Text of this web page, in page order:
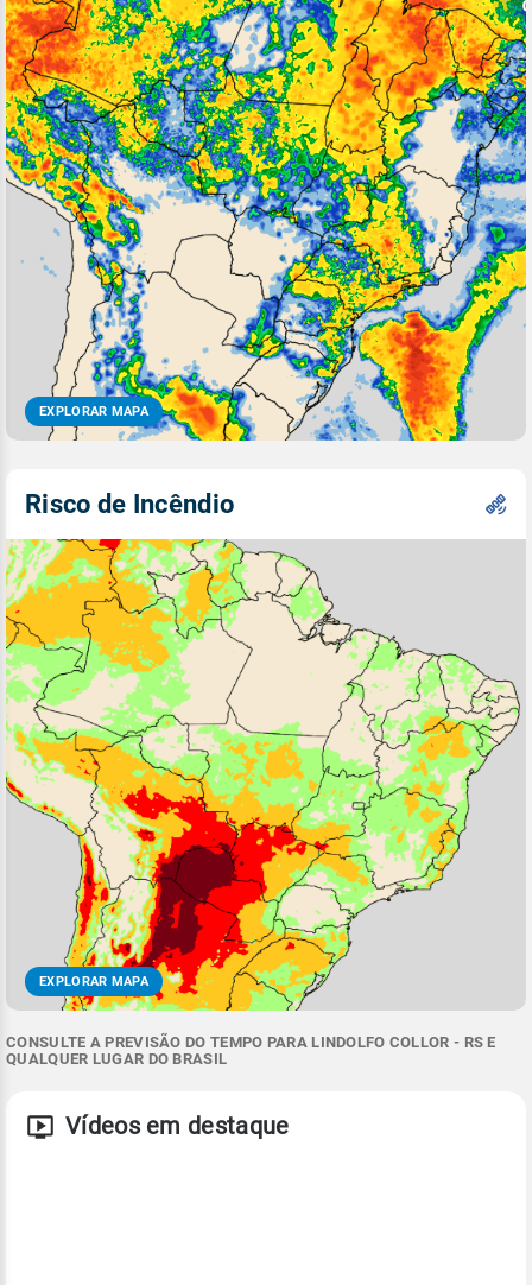
EXPLORAR MAPA
Risco de Incêndio
EXPLORAR MAPA
CONSULTE A PREVISÃO DO TEMPO PARA LINDOLFO COLLOR - RS E
QUALQUER LUGAR DO BRASIL
Vídeos em destaque